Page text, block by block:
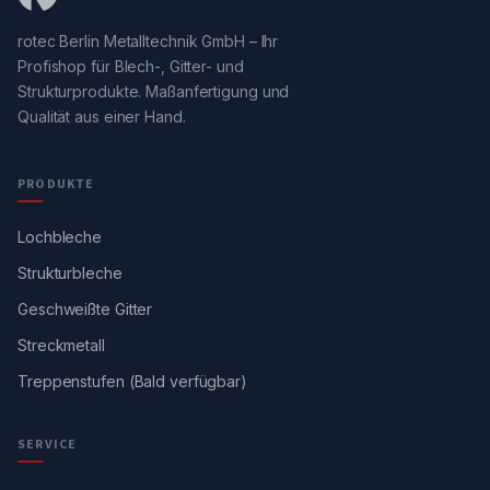
rotec Berlin Metalltechnik GmbH – Ihr
Profishop für Blech-, Gitter- und
Strukturprodukte. Maßanfertigung und
Qualität aus einer Hand.
PRODUKTE
Lochbleche
Strukturbleche
Geschweißte Gitter
Streckmetall
Treppenstufen (Bald verfügbar)
SERVICE